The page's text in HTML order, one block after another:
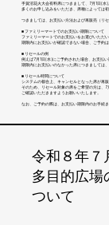
手賀沼花火大会有料席につきまして、7月1日(水)
多くのお申し込みをいただき、席種によっては初
つきましては、お支払い方法および再販売（リ
■ ファミリーマートでのお支払い期限について
ファミリーマートでのお支払いをお選びいただ
期限内にお支払いが確認できない場合、ご予約
■ リセールの例
例えば7月1日(水)にご予約された場合、お支払い
期限内にお支払いのなかった席につきましては
■ リセール時間について
システムの都合上、キャンセルとなった席が再
そのため、リセール対象の席をご希望の方は、
ご確認いただきますようお願いいたします。
なお、ご予約の際は、お支払い期限内のお手続
令和８年
多目的広場
ついて